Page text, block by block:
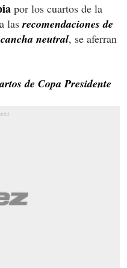
por los cuartos de la
lasrecomendaciones de
neutral, se aferran
de Copa Presidente